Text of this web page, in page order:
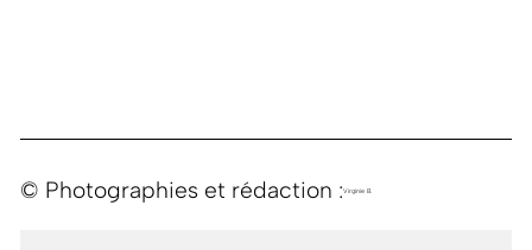
© Photographies et rédaction :Virginie B.